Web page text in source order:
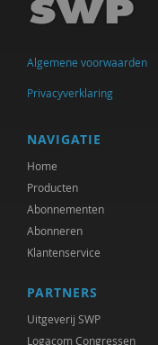
Lisette
Adriaan Bekman
Kunneman)
Jessica Benjamin
Algemene voorwaarden
Privacyverklaring
NAVIGATIE
Home
Producten
Abonnementen
Abonneren
Klantenservice
PARTNERS
Uitgeverij SWP
Logacom Congressen